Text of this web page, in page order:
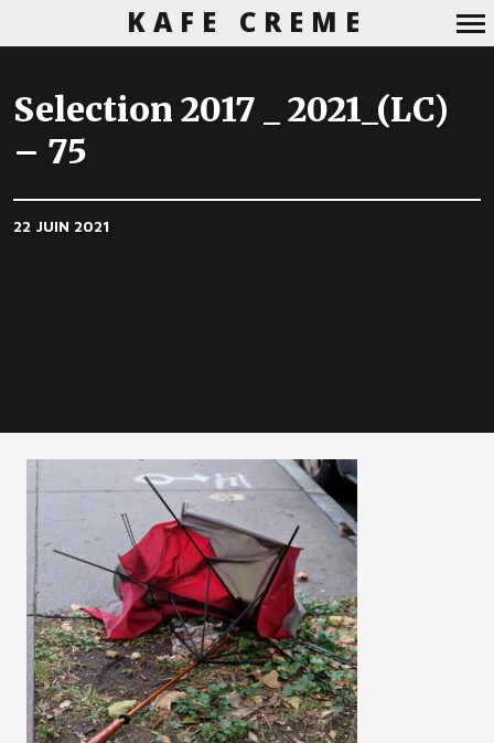
principale
KAFE CREME
Selection 2017 _ 2021_(LC)
– 75
22 JUIN 2021